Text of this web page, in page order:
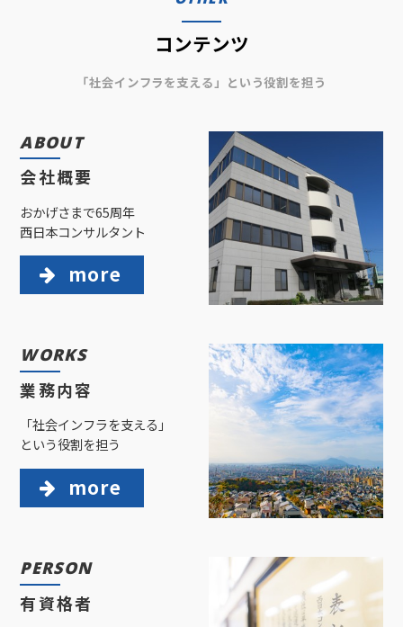
コンテンツ
「社会インフラを支える」という役割を担う
ABOUT
会社概要
おかげさまで65周年
西日本コンサルタント
more
WORKS
業務内容
「社会インフラを支える」
という役割を担う
more
PERSON
有資格者